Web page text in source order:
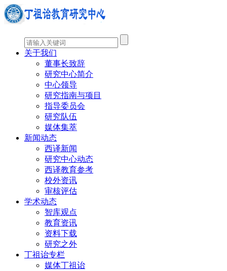
关于我们
董事长致辞
研究中心简介
中心领导
研究指南与项目
指导委员会
研究队伍
媒体集萃
新闻动态
西译新闻
研究中心动态
西译教育参考
校外资讯
审核评估
学术动态
智库观点
教育资讯
资料下载
研究之外
丁祖诒专栏
媒体丁祖诒